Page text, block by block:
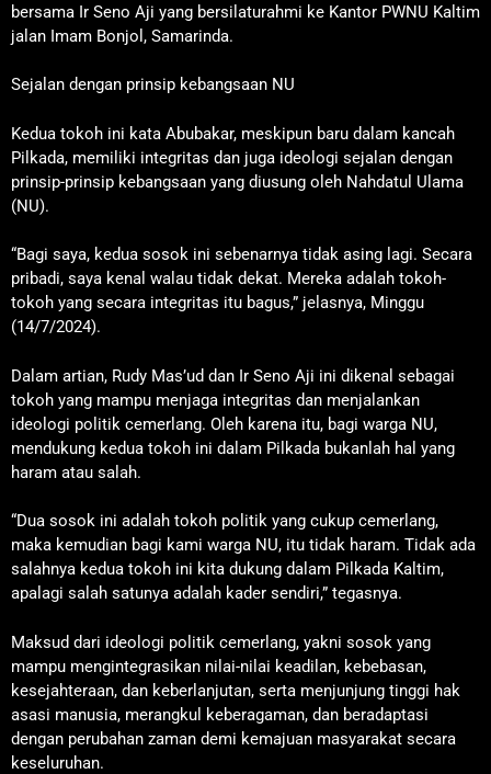
bersama Ir Seno Aji yang bersilaturahmi ke Kantor PWNU Kaltim
jalan Imam Bonjol, Samarinda.
Sejalan dengan prinsip kebangsaan NU
Kedua tokoh ini kata Abubakar, meskipun baru dalam kancah
Pilkada, memiliki integritas dan juga ideologi sejalan dengan
prinsip-prinsip kebangsaan yang diusung oleh Nahdatul Ulama
(NU).
“Bagi saya, kedua sosok ini sebenarnya tidak asing lagi. Secara
pribadi, saya kenal walau tidak dekat. Mereka adalah tokoh-
tokoh yang secara integritas itu bagus,” jelasnya, Minggu
(14/7/2024).
Dalam artian, Rudy Mas’ud dan Ir Seno Aji ini dikenal sebagai
tokoh yang mampu menjaga integritas dan menjalankan
ideologi politik cemerlang. Oleh karena itu, bagi warga NU,
mendukung kedua tokoh ini dalam Pilkada bukanlah hal yang
haram atau salah.
“Dua sosok ini adalah tokoh politik yang cukup cemerlang,
maka kemudian bagi kami warga NU, itu tidak haram. Tidak ada
salahnya kedua tokoh ini kita dukung dalam Pilkada Kaltim,
apalagi salah satunya adalah kader sendiri,” tegasnya.
Maksud dari ideologi politik cemerlang, yakni sosok yang
mampu mengintegrasikan nilai-nilai keadilan, kebebasan,
kesejahteraan, dan keberlanjutan, serta menjunjung tinggi hak
asasi manusia, merangkul keberagaman, dan beradaptasi
dengan perubahan zaman demi kemajuan masyarakat secara
keseluruhan.